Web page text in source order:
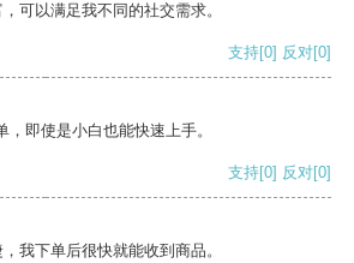
可以满足我不同的社交需求。
支持[0] 反对[0]
即使是小白也能快速上手。
支持[0] 反对[0]
我下单后很快就能收到商品。